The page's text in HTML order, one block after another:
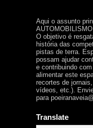
Aqui o assunto
O objetivo é
história das
pistas de terra.
possam ajudar
e contribuindo
alimentar este
recortes de
vídeos, etc.).
para
Translate